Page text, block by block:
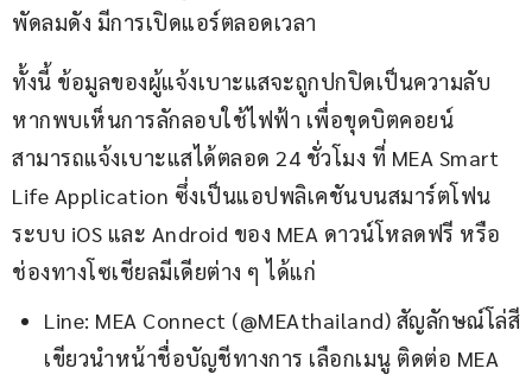
พัดลมดัง มีการเปิดแอร์ตลอดเวลา
ทั้งนี้ ข้อมูลของผู้แจ้งเบาะแสจะถูกปกปิดเป็นความลับ
หากพบเห็นการลักลอบใช้ไฟฟ้า เพื่อขุดบิตคอยน์
สามารถแจ้งเบาะแสได้ตลอด 24 ชั่วโมง ที่ MEA Smart
Life Application ซึ่งเป็นแอปพลิเคชันบนสมาร์ตโฟน
ระบบ iOS และ Android ของ MEA ดาวน์โหลดฟรี หรือ
ช่องทางโซเชียลมีเดียต่าง ๆ ได้แก่
Line: MEA Connect (@MEAthailand) สัญลักษณ์โล่สี
เขียวนำหน้าชื่อบัญชีทางการ เลือกเมนู ติดต่อ MEA